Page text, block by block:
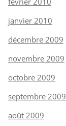
janvier 2010
décembre 2009
novembre 2009
octobre 2009
septembre 2009
août 2009